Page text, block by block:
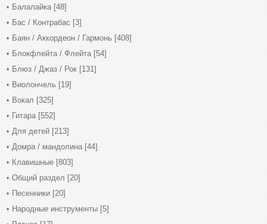
Балалайка [48]
Бас / Контрабас [3]
Баян / Аккордеон / Гармонь [408]
Блокфлейта / Флейта [54]
Блюз / Джаз / Рок [131]
Виолончель [19]
Вокал [325]
Гитара [552]
Для детей [213]
Домра / мандолина [44]
Клавишные [803]
Общий раздел [20]
Песенники [20]
Народные инструменты [5]